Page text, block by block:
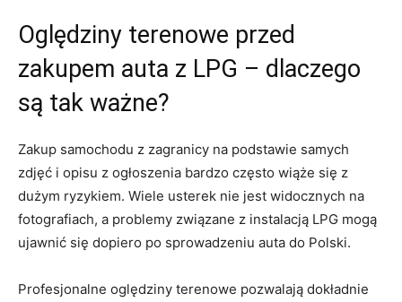
Oględziny terenowe przed
zakupem auta z LPG – dlaczego
są tak ważne?
Zakup samochodu z zagranicy na podstawie samych
zdjęć i opisu z ogłoszenia bardzo często wiąże się z
dużym ryzykiem. Wiele usterek nie jest widocznych na
fotografiach, a problemy związane z instalacją LPG mogą
ujawnić się dopiero po sprowadzeniu auta do Polski.
Profesjonalne oględziny terenowe pozwalają dokładnie